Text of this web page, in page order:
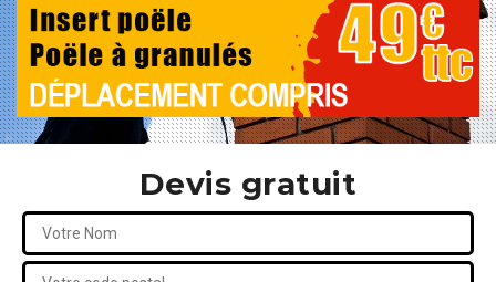
Devis gratuit